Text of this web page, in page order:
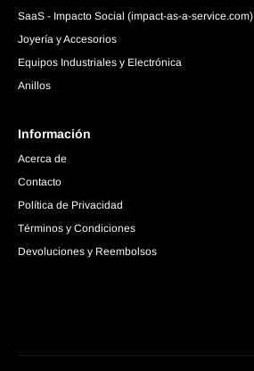
SaaS - Impacto Social (impact-as-a-service.com)
Joyería y Accesorios
Equipos Industriales y Electrónica
Anillos
Información
Acerca de
Contacto
Política de Privacidad
Términos y Condiciones
Devoluciones y Reembolsos